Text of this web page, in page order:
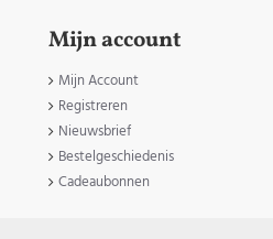
Mijn account
Mijn Account
Registreren
Nieuwsbrief
Bestelgeschiedenis
Cadeaubonnen